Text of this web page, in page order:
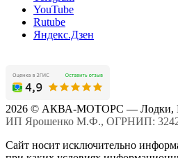
YouTube
Rutube
Яндекс.Дзен
2026 © АКВА-МОТОРС — Лодки,
ИП Ярошенко М.Ф., ОГРНИП:
Сайт носит исключительно